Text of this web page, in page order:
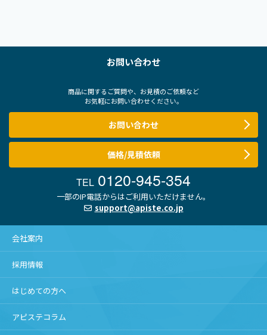
お問い合わせ
商品に関するご質問や、お見積のご依頼など
お気軽にお問い合わせください。
お問い合わせ
価格/見積依頼
TEL 0120-945-354
一部のIP電話からはご利用いただけません。
support@apiste.co.jp
会社案内
採用情報
はじめての方へ
アピステコラム